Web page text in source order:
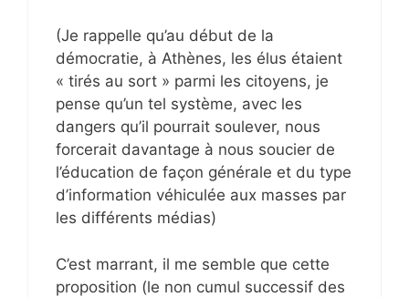
(Je rappelle qu’au début de la
démocratie, à Athènes, les élus étaient
« tirés au sort » parmi les citoyens, je
pense qu’un tel système, avec les
dangers qu’il pourrait soulever, nous
forcerait davantage à nous soucier de
l’éducation de façon générale et du type
d’information véhiculée aux masses par
les différents médias)
C’est marrant, il me semble que cette
proposition (le non cumul successif des